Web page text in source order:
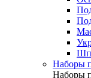
Наборы
Наборы